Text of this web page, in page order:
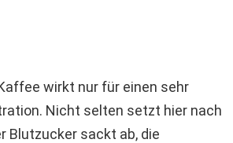
wirkt nur für einen sehr
Nicht selten setzt hier nach
Blutzucker sackt ab, die